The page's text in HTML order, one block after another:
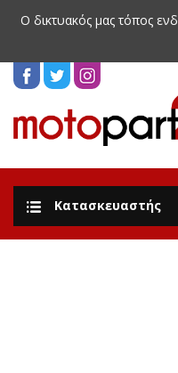
Ο δικτυακός μας τόπος
Κατασκευαστής